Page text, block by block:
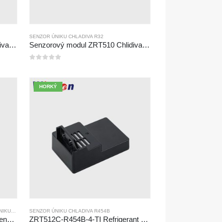
Senzorový modul ZRT510 Chlidiva R290-vysoce výkonný senzor chladiva NDIR
SENZOR ÚNIKU CHLADIVA R32
Senzorový modul ZRT510 Chlidiva R32-vysoce výkonný senzor chladiva NDIR
R290 , SENZOR ÚNIKU CHLADIVA R454B
ZRT512C-B Detekční modul | Senzor plynu NDIR s nízkým napětím pro R32, R454B, R290
HORKÝ
SENZOR ÚNIKU CHLADIVA R454B
ZRT512C-R454B-4-TI Refrigerant Sensor Module | NDIR Technology for HVAC & Industrial Safety Monitoring